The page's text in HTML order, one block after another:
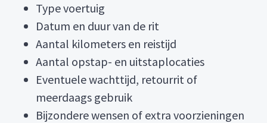
Type voertuig
Datum en duur van de rit
Aantal kilometers en reistijd
Aantal opstap- en uitstaplocaties
Eventuele wachttijd, retourrit of
meerdaags gebruik
Bijzondere wensen of extra voorzieningen